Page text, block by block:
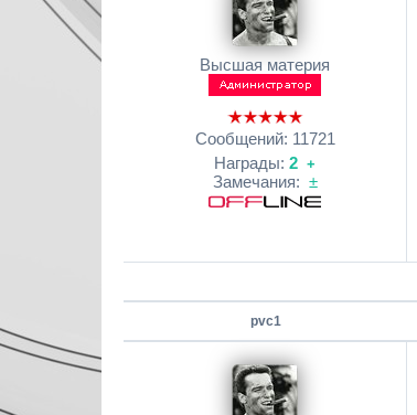
Высшая материя
Сообщений: 11721
Награды: 2 +
Замечания: ±
pvc1